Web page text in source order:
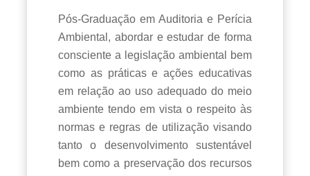
Pós-Graduação em Auditoria e Perícia
Ambiental, abordar e estudar de forma
consciente a legislação ambiental bem
como as práticas e ações educativas
em relação ao uso adequado do meio
ambiente tendo em vista o respeito às
normas e regras de utilização visando
tanto o desenvolvimento sustentável
bem como a preservação dos recursos